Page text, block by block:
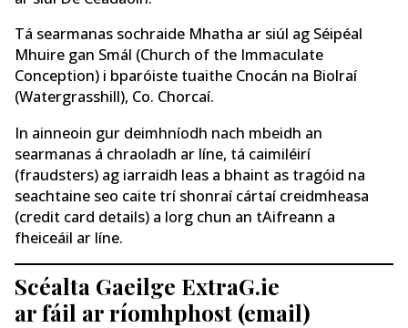
Tá searmanas sochraide Mhatha ar siúl ag Séipéal
Mhuire gan Smál (Church of the Immaculate
Conception) i bparóiste tuaithe Cnocán na Biolraí
(Watergrasshill), Co. Chorcaí.
In ainneoin gur deimhníodh nach mbeidh an
searmanas á chraoladh ar líne, tá caimiléirí
(fraudsters) ag iarraidh leas a bhaint as tragóid na
seachtaine seo caite trí shonraí cártaí creidmheasa
(credit card details) a lorg chun an tAifreann a
fheiceáil ar líne.
Scéalta Gaeilge ExtraG.ie
ar fáil ar ríomhphost (email)